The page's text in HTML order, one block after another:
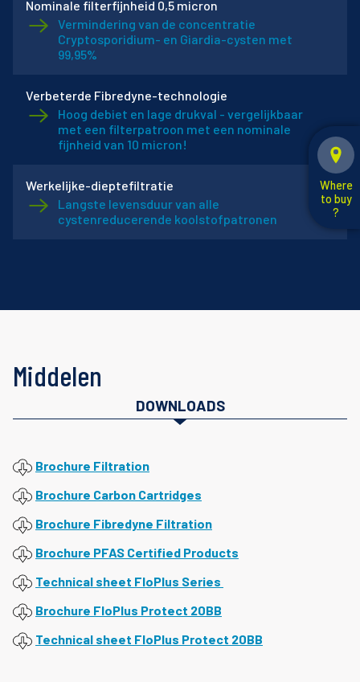
Nominale filterfijnheid 0,5 micron
Vermindering van de concentratie
Cryptosporidium- en Giardia-cysten met
99,95%
Verbeterde Fibredyne-technologie
Hoog debiet en lage drukval - vergelijkbaar
met een filterpatroon met een nominale
fijnheid van 10 micron!
Werkelijke-dieptefiltratie
Langste levensduur van alle
cystenreducerende koolstofpatronen
Middelen
DOWNLOADS
Brochure Filtration
Brochure Carbon Cartridges
Brochure Fibredyne Filtration
Brochure PFAS Certified Products
Technical sheet FloPlus Series
Brochure FloPlus Protect 20BB
Technical sheet FloPlus Protect 20BB
Where
to buy
?